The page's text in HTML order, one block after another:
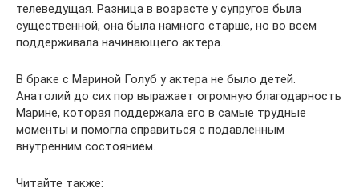
телеведущая. Разница в возрасте у супругов была
существенной, она была намного старше, но во всем
поддерживала начинающего актера.
В браке с Мариной Голуб у актера не было детей.
Анатолий до сих пор выражает огромную благодарность
Марине, которая поддержала его в самые трудные
моменты и помогла справиться с подавленным
внутренним состоянием.
Читайте также: